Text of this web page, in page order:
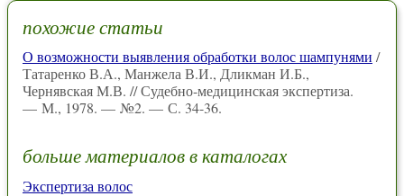
похожие статьи
О возможности выявления обработки волос шампунями /
Татаренко В.А., Манжела В.И., Дликман И.Б.,
Чернявская М.В. // Судебно-медицинская экспертиза.
— М., 1978. — №2. — С. 34-36.
больше материалов в каталогах
Экспертиза волос